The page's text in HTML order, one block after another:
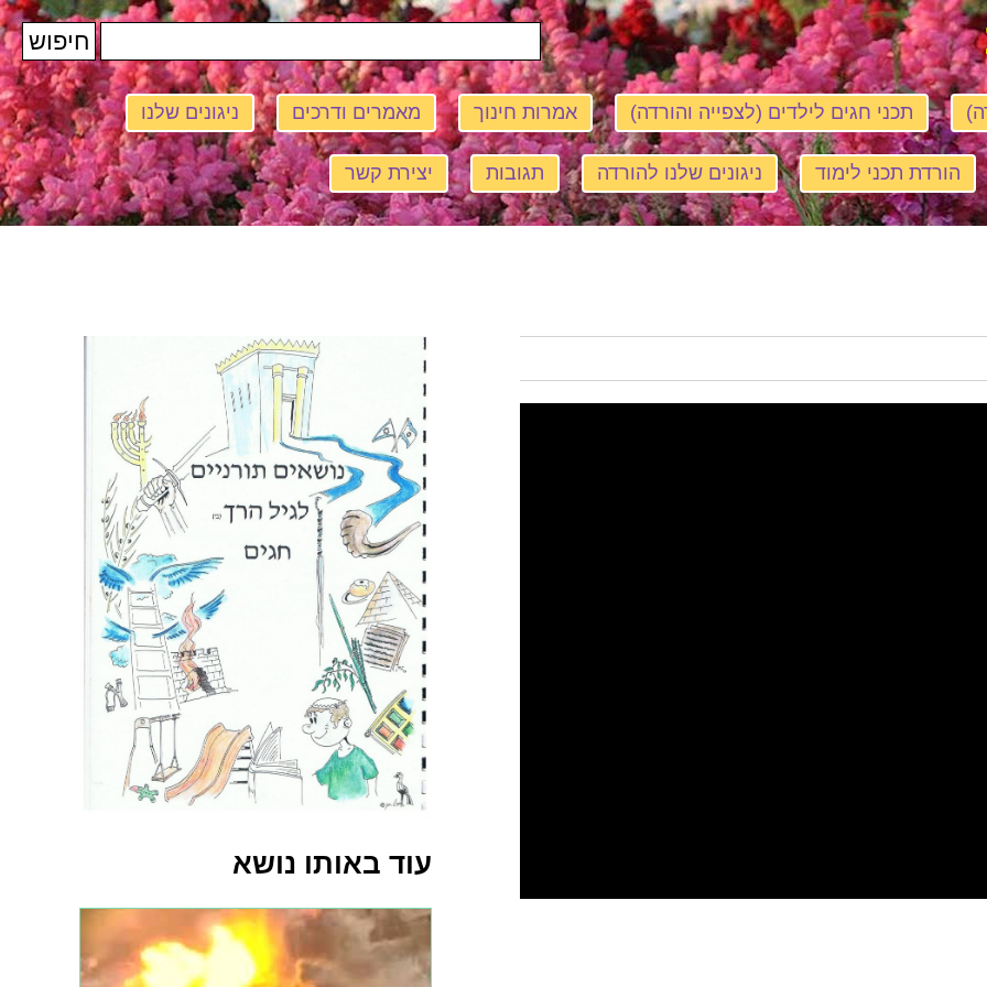
תכני חגים לילדים (לצפייה והורדה) אמרות חינוך מאמרים ודרכים ניגונים שלנו
הורדת תכני לימוד ניגונים שלנו להורדה תגובות יצירת קשר
עוד באותו נושא